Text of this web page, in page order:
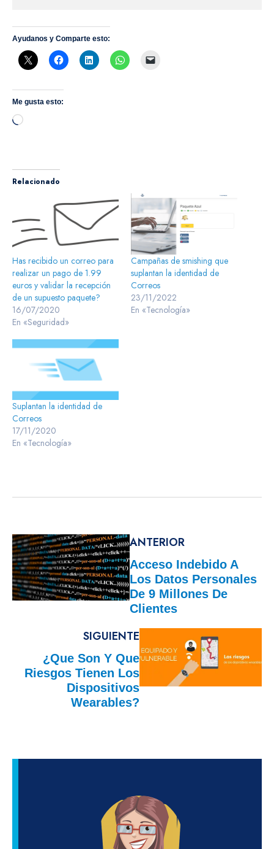
Ayudanos y Comparte esto:
Me gusta esto:
Cargando...
Relacionado
Has recibido un correo para
realizar un pago de 1.99
euros y validar la recepción
de un supuesto paquete?
16/07/2020
En «Seguridad»
Campañas de smishing que
suplantan la identidad de
Correos
23/11/2022
En «Tecnología»
Suplantan la identidad de
Correos
17/11/2020
En «Tecnología»
ANTERIOR
Acceso Indebido A
Los Datos Personales
De 9 Millones De
Clientes
SIGUIENTE
¿Que Son Y Que
Riesgos Tienen Los
Dispositivos
Wearables?